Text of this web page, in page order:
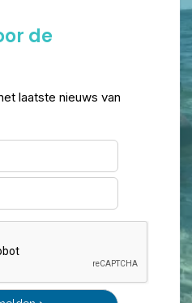
de
laatste nieuws van